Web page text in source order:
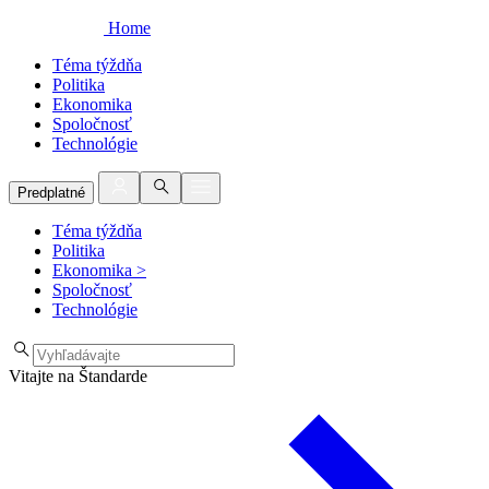
Home
Téma týždňa
Politika
Ekonomika
Spoločnosť
Technológie
Predplatné
Téma týždňa
Politika
Ekonomika >
Spoločnosť
Technológie
Vitajte na Štandarde